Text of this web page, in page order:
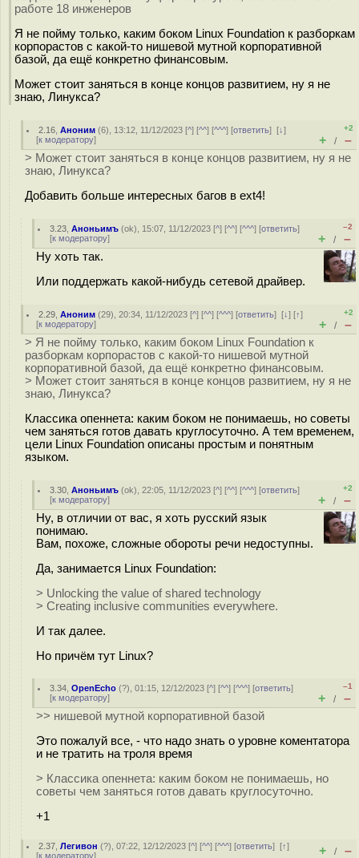
работе 18 инженеров
Я не пойму только, каким боком Linux Foundation к разборкам
корпорастов с какой-то нишевой мутной корпоративной
базой, да ещё конкретно финансовым.
Может стоит заняться в конце концов развитием, ну я не
знаю, Линукса?
2.16 ,Аноним (6), 13:12, 11/12/2023 [^] [^^] [^^^] [ответить][↓]
[к модератору]
+2
+ / –
> Может стоит заняться в конце концов развитием, ну я не
знаю, Линукса?
Добавить больше интересных багов в ext4!
3.23 ,Аноньимъ (ok), 15:07, 11/12/2023 [^] [^^] [^^^] [ответить]
[к модератору]
–2
+ / –
Ну хоть так.
Или поддержать какой-нибудь сетевой драйвер.
2.29 ,Аноним (29), 20:34, 11/12/2023 [^] [^^] [^^^] [ответить][↓] [↑]
[к модератору]
+2
+ / –
> Я не пойму только, каким боком Linux Foundation к
разборкам корпорастов с какой-то нишевой мутной
корпоративной базой, да ещё конкретно финансовым.
> Может стоит заняться в конце концов развитием, ну я не
знаю, Линукса?
Классика опеннета: каким боком не понимаешь, но советы
чем заняться готов давать круглосуточно. А тем временем,
цели Linux Foundation описаны простым и понятным
языком.
3.30 ,Аноньимъ (ok), 22:05, 11/12/2023 [^] [^^] [^^^] [ответить]
[к модератору]
+2
+ / –
Ну, в отличии от вас, я хоть русский язык
понимаю.
Вам, похоже, сложные обороты речи недоступны.
Да, занимается Linux Foundation:
> Unlocking the value of shared technology
> Creating inclusive communities everywhere.
И так далее.
Но причём тут Linux?
3.34 ,OpenEcho (?), 01:15, 12/12/2023 [^] [^^] [^^^] [ответить]
[к модератору]
–1
+ / –
>> нишевой мутной корпоративной базой
Это пожалуй все, - что надо знать о уровне коментаторa
и не тратить на троля время
> Классика опеннета: каким боком не понимаешь, но
советы чем заняться готов давать круглосуточно.
+1
2.37 ,Легивон (?), 07:22, 12/12/2023 [^] [^^] [^^^] [ответить][↑]
[к модератору] + / –